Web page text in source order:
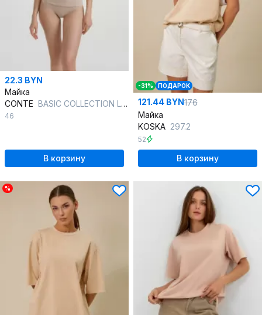
22.3 BYN
Майка
CONTE BASIC COLLECTION LM 2020 skin 20С-1060ТСП в коробке
46
В корзину
-31% ПОДАРОК
121.44 BYN176
Майка
KOSKA 297.2
52
В корзину
%